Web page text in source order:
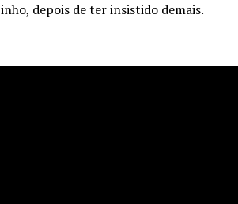
depois de ter insistido demais.